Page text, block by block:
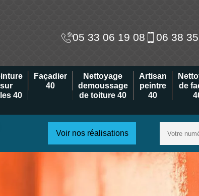
05 33 06 19 08 06 38
sur
40
Façadier
40
Nettoyage
demoussage
de toiture 40
Artisan
peintre
40
de
Voir nos réalisations